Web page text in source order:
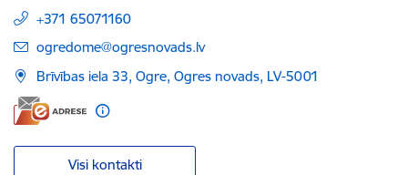
+371 65071160
E-pasts:
ogredome@ogresnovads.lv
Brīvības iela 33, Ogre, Ogres novads, LV-5001
Visi kontakti